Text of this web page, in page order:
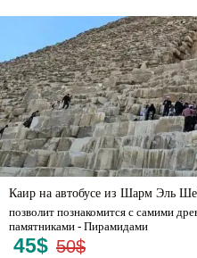
Каир на автобусе из Шарм Эль
позволит познакомится с самими
памятниками - Пирамидами
45$ 50$